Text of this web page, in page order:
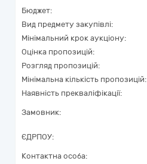
Бюджет:
Вид предмету закупівлі:
Мінімальний крок аукціону:
Оцінка пропозицій:
Розгляд пропозицій:
Мінімальна кількість пропозицій:
Наявність прекваліфікації:
Замовник:
ЄДРПОУ:
Контактна особа: